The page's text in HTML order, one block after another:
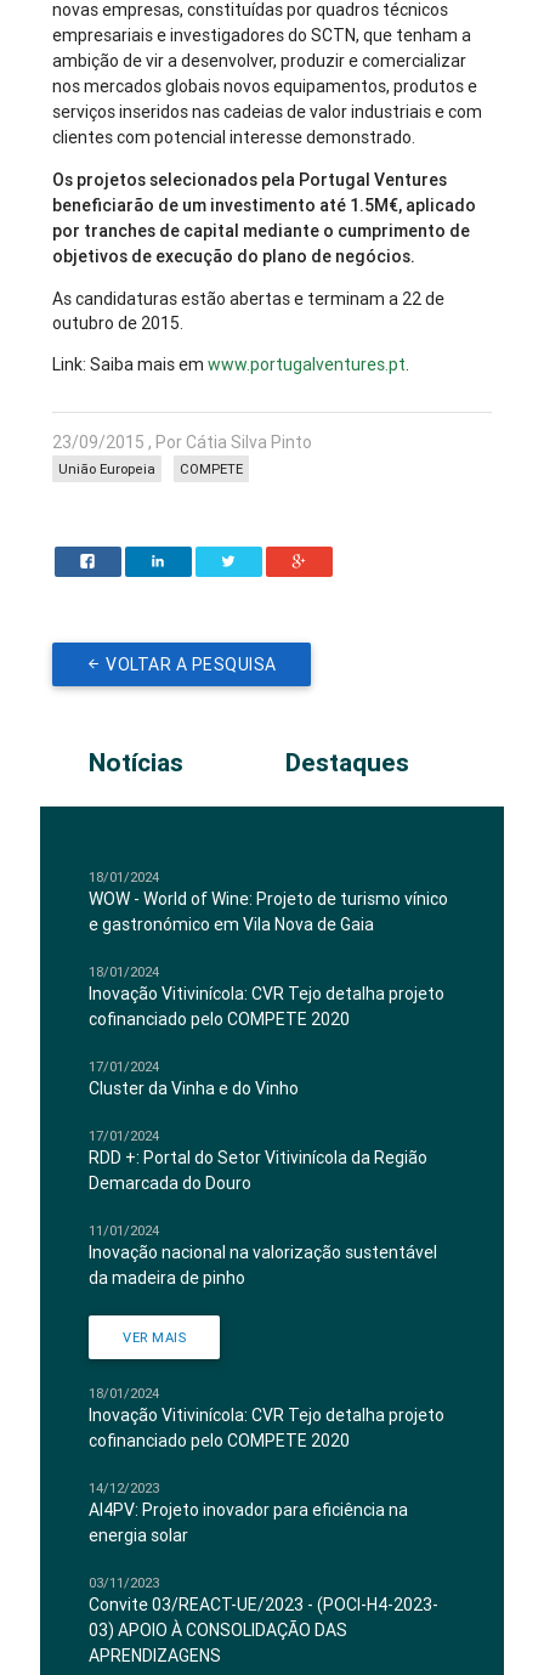
novas empresas, constituídas por quadros técnicos
empresariais e investigadores do SCTN, que tenham a
ambição de vir a desenvolver, produzir e comercializar
nos mercados globais novos equipamentos, produtos e
serviços inseridos nas cadeias de valor industriais e com
clientes com potencial interesse demonstrado.
Os projetos selecionados pela Portugal Ventures
beneficiarão de um investimento até 1.5M€, aplicado
por tranches de capital mediante o cumprimento de
objetivos de execução do plano de negócios.
As candidaturas estão abertas e terminam a 22 de
outubro de 2015.
Link: Saiba mais em www.portugalventures.pt.
23/09/2015 , Por Cátia Silva Pinto
COMPETE
União Europeia
VOLTAR A PESQUISA
Notícias Destaques
18/01/2024
WOW - World of Wine: Projeto de turismo vínico
e gastronómico em Vila Nova de Gaia
18/01/2024
Inovação Vitivinícola: CVR Tejo detalha projeto
cofinanciado pelo COMPETE 2020
17/01/2024
Cluster da Vinha e do Vinho
17/01/2024
RDD +: Portal do Setor Vitivinícola da Região
Demarcada do Douro
11/01/2024
Inovação nacional na valorização sustentável
da madeira de pinho
VER MAIS
18/01/2024
Inovação Vitivinícola: CVR Tejo detalha projeto
cofinanciado pelo COMPETE 2020
14/12/2023
AI4PV: Projeto inovador para eficiência na
energia solar
03/11/2023
Convite 03/REACT-UE/2023 - (POCI-H4-2023-
03) APOIO À CONSOLIDAÇÃO DAS
APRENDIZAGENS